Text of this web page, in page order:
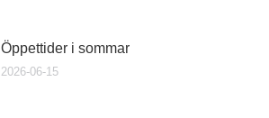
Öppettider i sommar
2026-06-15